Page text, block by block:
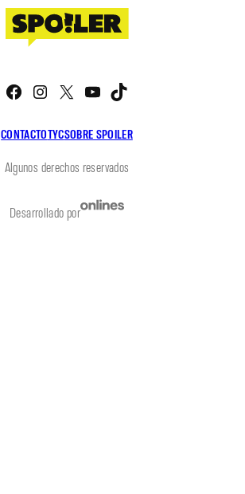
CONTACTOTYCSOBRE SPOILER
Facebook
Instagram
X YouTube
Algunos derechos reservados
Desarrollado por